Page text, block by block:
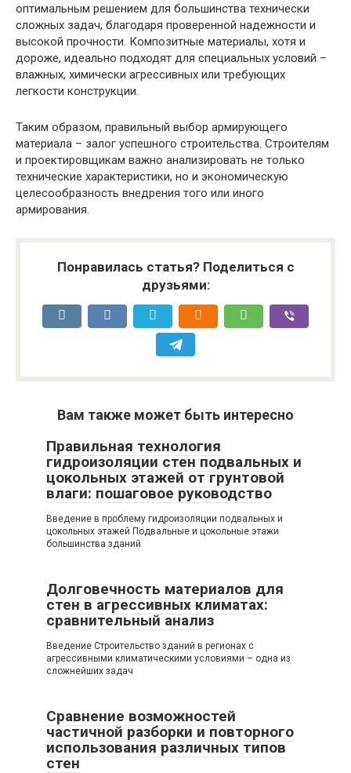
оптимальным решением для большинства технически
сложных задач, благодаря проверенной надежности и
высокой прочности. Композитные материалы, хотя и
дороже, идеально подходят для специальных условий –
влажных, химически агрессивных или требующих
легкости конструкции.
Таким образом, правильный выбор армирующего
материала – залог успешного строительства. Строителям
и проектировщикам важно анализировать не только
технические характеристики, но и экономическую
целесообразность внедрения того или иного
армирования.
Понравилась статья? Поделиться с
друзьями:
Вам также может быть интересно
Правильная технология
гидроизоляции стен подвальных и
цокольных этажей от грунтовой
влаги: пошаговое руководство
Введение в проблему гидроизоляции подвальных и
цокольных этажей Подвальные и цокольные этажи
большинства зданий
Долговечность материалов для
стен в агрессивных климатах:
сравнительный анализ
Введение Строительство зданий в регионах с
агрессивными климатическими условиями – одна из
сложнейших задач
Сравнение возможностей
частичной разборки и повторного
использования различных типов
стен